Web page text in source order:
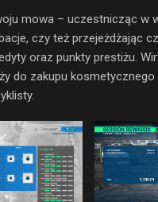
mowa – uczestnicząc w
czy też przejeżdżając
oraz punkty prestiżu.
do zakupu